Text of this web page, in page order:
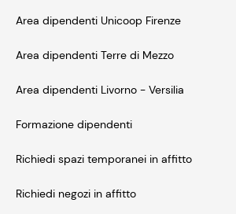
Area dipendenti Unicoop Firenze
Area dipendenti Terre di Mezzo
Area dipendenti Livorno - Versilia
Formazione dipendenti
Richiedi spazi temporanei in affitto
Richiedi negozi in affitto